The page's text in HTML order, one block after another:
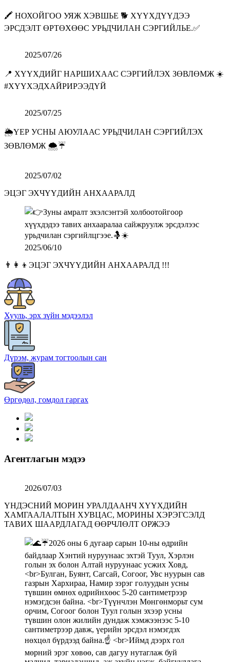
🖍 НОХОЙГОО УЯЖ ХЭВШЬЕ 🐕 ХҮҮХДҮҮДЭЭ
ЭРСДЭЛТ ӨРТӨХӨӨС УРЬДЧИЛАН СЭРГИЙЛЬЕ.✅
2025/07/26
📍 ХҮҮХДИЙГ НАРШИХААС СЭРГИЙЛЭХ ЗӨВЛӨМЖ ☀️
#ХҮҮХЭДХАЙРИРЭЭДҮЙ
2025/07/25
🌦️ҮЕР УСНЫ АЮУЛААС УРЬДЧИЛАН СЭРГИЙЛЭХ
ЗӨВЛӨМЖ 🌨️☔️
2025/07/02
ЭЦЭГ ЭХЧҮҮДИЙН АНХААРАЛД
2025/06/10
👨‍👩‍👦ЭЦЭГ ЭХЧҮҮДИЙН АНХААРАЛД !!!
Хууль, эрх зүйн мэдээлэл
Дүрэм, журам тогтоолын сан
Өргөдөл, гомдол гаргах
Агентлагын мэдээ
2026/07/03
ҮНДЭСНИЙ МОРИН УРАЛДААНЧ ХҮҮХДИЙН
ХАМГААЛАЛТЫН ХУВЦАС, МОРИНЫ ХЭРЭГСЭЛД
ТАВИХ ШААРДЛАГАД ӨӨРЧЛӨЛТ ОРЖЭЭ